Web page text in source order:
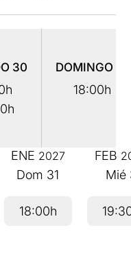
30 DOMINGO
18:00h
ENE 2027
Dom 31
18:00h
FEB
Mié